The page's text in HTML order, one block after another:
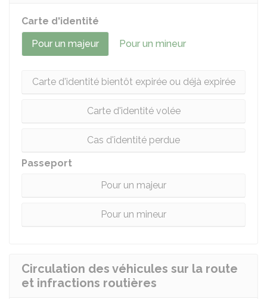
Carte d'identité
Pour un majeur
Pour un mineur
Carte d'identité bientôt expirée ou déjà expirée
Carte d'identité volée
Cas d'identité perdue
Passeport
Pour un majeur
Pour un mineur
Circulation des véhicules sur la route
et infractions routières